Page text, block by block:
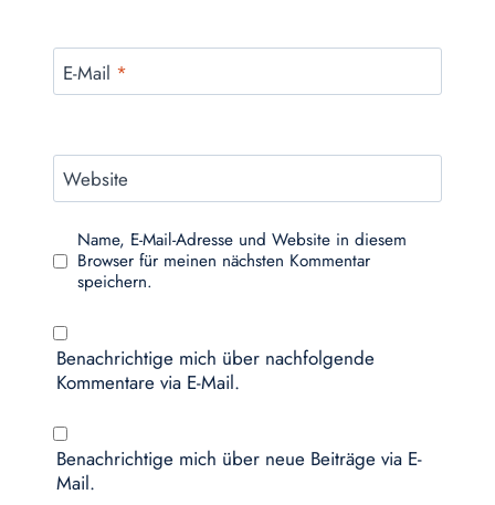
E-Mail *
Website
Name, E-Mail-Adresse und Website in diesem
Browser für meinen nächsten Kommentar
speichern.
Benachrichtige mich über nachfolgende
Kommentare via E-Mail.
Benachrichtige mich über neue Beiträge via E-
Mail.